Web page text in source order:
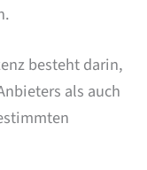
besteht darin,
als auch